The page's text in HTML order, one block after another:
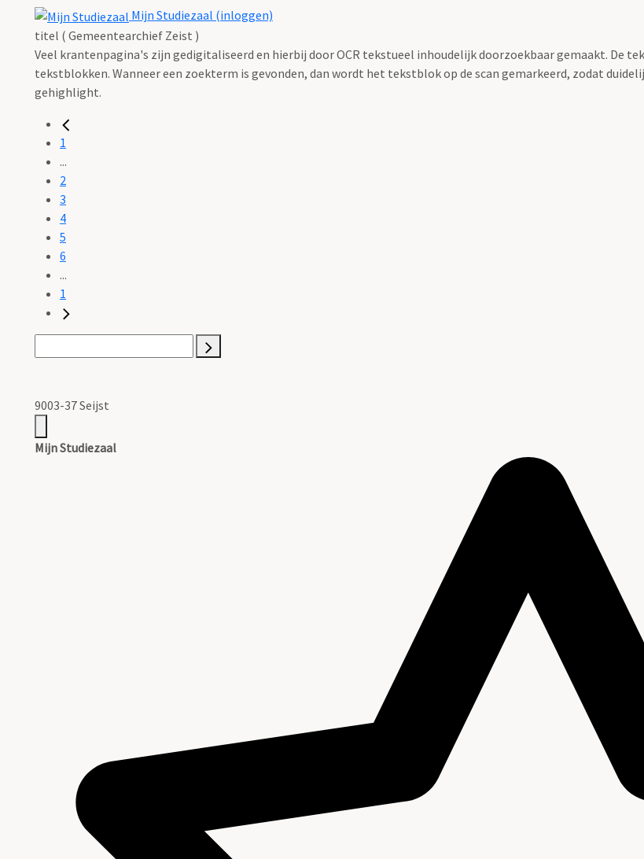
Mijn Studiezaal (inloggen)
titel ( Gemeentearchief Zeist )
Veel krantenpagina's zijn gedigitaliseerd en hierbij door OCR tekstueel inhoudelijk doorzoekbaar gemaakt. De
tekstblokken. Wanneer een zoekterm is gevonden, dan wordt het tekstblok op de scan gemarkeerd, zodat
gehighlight.
1
...
2
3
4
5
6
...
1
9003-37 Seijst
Mijn Studiezaal